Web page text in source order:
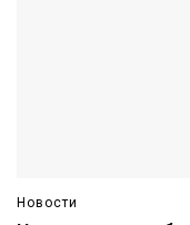
Новости